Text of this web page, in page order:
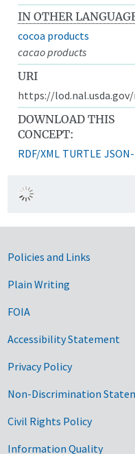
IN OTHER
cocoa products
cacao products
URI
https://
DOWNLOAD THIS
CONCEPT:
RDF/XML TURTLE
Government
Policies and Links
Plain Writing
FOIA
Accessibility Statement
Privacy Policy
Non-Discrimination
Civil Rights Policy
Information Quality